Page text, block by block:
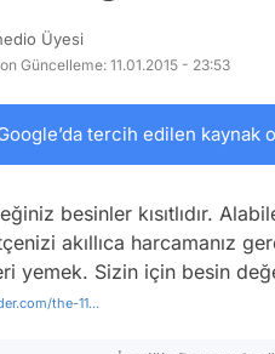
Üyesi
Güncelleme: 11.01.2015 - 23:53
tercih edilen kaynak
besinler kısıtlıdır.
akıllıca harcamanız
yemek. Sizin için besin
the-11...